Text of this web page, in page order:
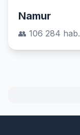
Namur
👥 106 284 hab.